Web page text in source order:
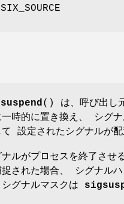
() は、呼び出し
一時的に置き換え、 シグ
て 設定されたシグナルが
ナルがプロセスを終了させ
捉された場合、 シグナル
シグナルマスクは